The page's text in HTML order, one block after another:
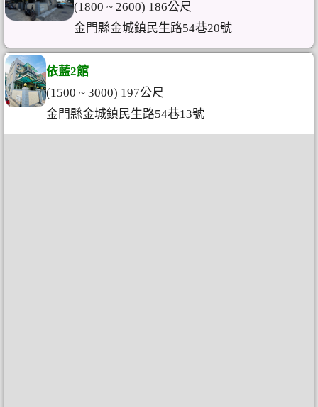
(1800 ~ 2600) 186公尺
金門縣金城鎮民生路54巷20號
依藍2館
(1500 ~ 3000) 197公尺
金門縣金城鎮民生路54巷13號